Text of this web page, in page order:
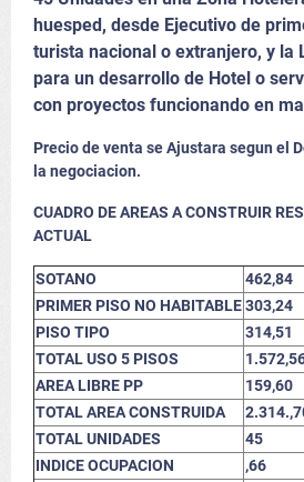
huesped, desde Ejecutivo de
turista nacional o extranjero, y la
para un desarrollo de Hotel o
con proyectos funcionando en
Precio de venta se Ajustara segun el
la negociacion.
CUADRO DE AREAS A CONSTRUIR
ACTUAL
SOTANO
462,84
PRIMER PISO NO HABITABLE303,24
PISO TIPO
314,51
TOTAL USO 5 PISOS
AREA LIBRE PP
159,60
TOTAL AREA CONSTRUIDA
TOTAL UNIDADES
45
INDICE OCUPACION
,66